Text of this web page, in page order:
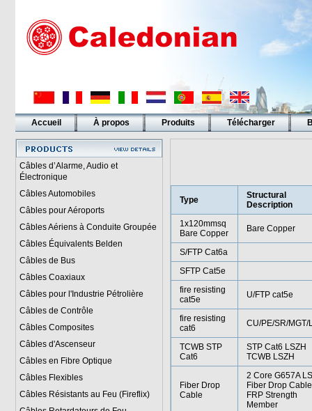
Accueil À propos Produits Télécharger
Liens
Câbles d’Alarme, Audio et
Électronique
Câbles Automobiles
Câbles pour Aéroports
Câbles Aériens à Conduite Groupée
Câbles Équivalents Belden
Câbles de Bus
Câbles Coaxiaux
Câbles pour l'Industrie Pétrolière
Câbles de Contrôle
Câbles Composites
Câbles d'Ascenseur
Câbles en Fibre Optique
Câbles Flexibles
Câbles Résistants au Feu (Fireflix)
Type
Structural
Description
1x120mmsq
Bare Copper
Bare Copper
S/FTP Cat6a
SFTP Cat5e
fire resisting
cat5e
U/FTP cat5e
fire resisting
cat6
CU/PE/SR/MGT/
TCWB STP
Cat6
STP Cat6 LSZH
TCWB LSZH
Fiber Drop
Cable
2 Core G657A
Fiber Drop
FRP Strength
Member